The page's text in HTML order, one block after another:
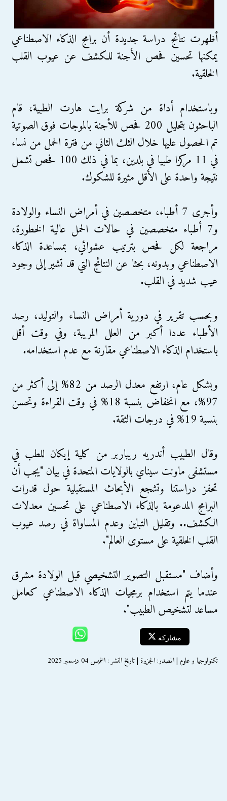
أظهرت نتائج دراسة جديدة أن برامج الذكاء الاصطناعي
يمكنها تحسين فحص الأجنة للكشف عن عيوب القلب
الخلقية.
وباستخدام أداة من شركة برايت هارت الطبية، قام
الباحثون بتحليل 200 فحص للأجنة بالموجات فوق الصوتية
تم الحصول عليها خلال الثلث الثاني من فترة الحمل من نساء
في 11 مركزا طبيا في بلدين، بما في ذلك 100 فحص تشمل
نتيجة واحدة على الأقل مثيرة للشكوك.
وأجرى 7 أطباء، متخصصين في أمراض النساء والولادة
و7 أطباء متخصصين في حالات الحمل عالية الخطورة،
مراجعة لكل فحص بترتيب عشوائي، بمساعدة الذكاء
الاصطناعي وبدونه، بحثا عن النتائج التي قد تشير إلى وجود
عيب شديد في القلب.
وبحسب تقرير في دورية أمراض النساء والتوليد، رصد
الأطباء عددا أكبر من العلل المريبة، وفي وقت أقل
باستخدام الذكاء الاصطناعي مقارنة مع عدم استخدامه.
وبشكل عام، ارتفع معدل الرصد من 82% إلى أكثر من
97%، مع انخفاض بنسبة 18% في وقت القراءة وتحسن
بنسبة 19% في درجات الثقة.
وقال الطبيب أندريه ريباربر من كلية إيكان للطب في
مستشفى ماونت سيناي بالولايات المتحدة في بيان "يجب أن
تحفز دراستنا وتشجع الأبحاث المستقبلية حول قدرات
البرامج المدعومة بالذكاء الاصطناعي على تحسين معدلات
الكشف.. وتقليل التباين وعدم المساواة في رصد عيوب
القلب الخلقية على مستوى العالم".
وأضاف "مستقبل التصوير التشخيصي قبل الولادة مشرق
عندما يتم استخدام برمجيات الذكاء الاصطناعي كعامل
مساعد لتشخيص الطبيب".
مشاركة
تكنولوجيا و علوم | المصدر: الجزيرة | تاريخ النشر : الخميس 04 ديسمبر 2025